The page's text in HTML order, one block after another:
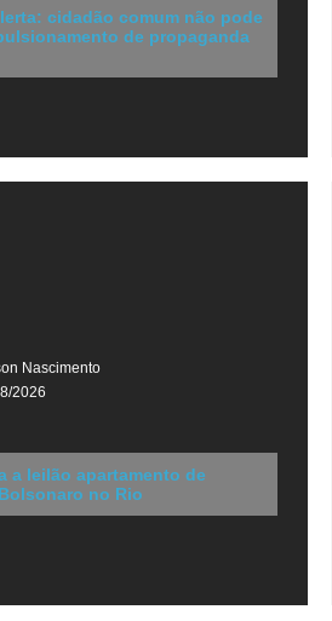
cidadão comum não pode
de propaganda
Nascimento
2026
a leilão apartamento de
no Rio